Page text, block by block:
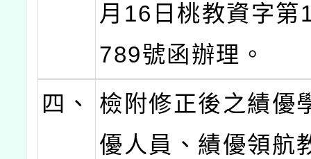
月16日桃教資字第
789號函辦理。
四、
檢附修正後之績優
優人員、績優領航